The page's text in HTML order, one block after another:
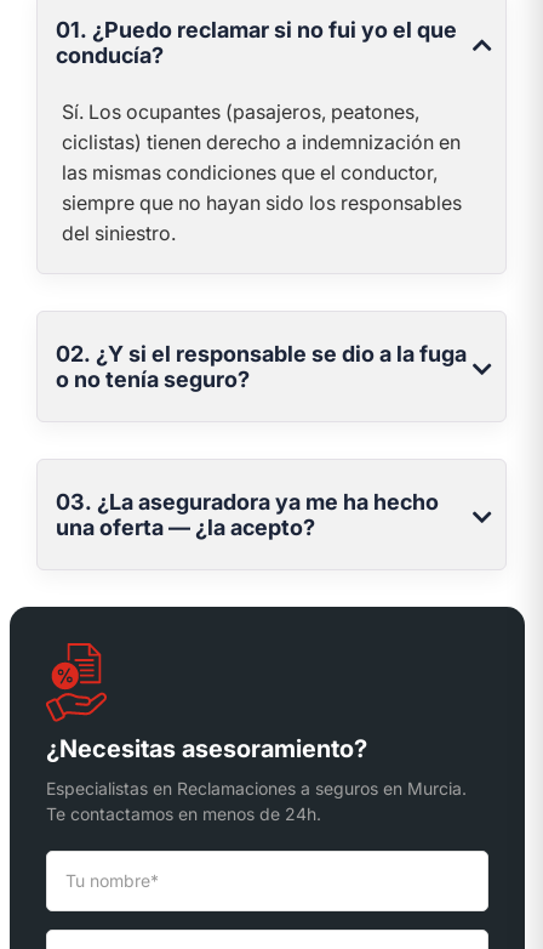
01. ¿Puedo reclamar si no fui yo el que
conducía?
Sí. Los ocupantes (pasajeros, peatones,
ciclistas) tienen derecho a indemnización en
las mismas condiciones que el conductor,
siempre que no hayan sido los responsables
del siniestro.
02. ¿Y si el responsable se dio a la fuga
o no tenía seguro?
03. ¿La aseguradora ya me ha hecho
una oferta — ¿la acepto?
¿Necesitas asesoramiento?
Especialistas en Reclamaciones a seguros en Murcia.
Te contactamos en menos de 24h.